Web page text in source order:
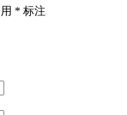
* 标注